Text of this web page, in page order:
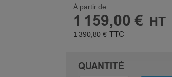
À partir de
1 159,00 €
1 390,80 €
QUANTITÉ